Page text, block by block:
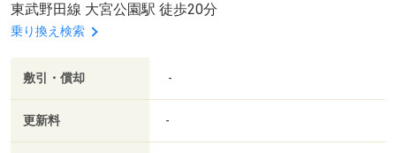
東武野田線 大宮公園駅 徒歩20分
乗り換え検索
敷引・償却 -
更新料 -